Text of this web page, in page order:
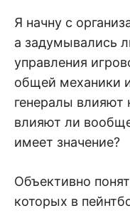
Я начну с
а задумывались
управления
общей механики
генералы влияют
влияют ли
имеет значение?
Объективно
которых в